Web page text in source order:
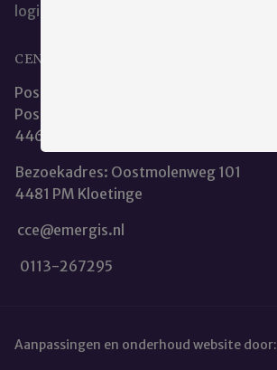
login
CENTRALE CLIËNTENRAAD EMERGIS
Postadres:
Postbus 253
4460 AR Goes
Bezoekadres: Oostmolenweg 101
4481 PM Kloetinge
cce@emergis.nl
0113-267295
Aanpassingen en onderhoud website door: